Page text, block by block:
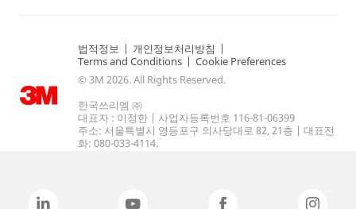
법적정보 | 개인정보처리방침 |
Terms and Conditions | Cookie Preferences
© 3M 2026. All Rights Reserved.
한국쓰리엠 ㈜
대표자 : 이정한 | 사업자등록번호 116-81-06399
주소: 서울특별시 영등포구 의사당대로 82, 21층 | 대표전
화: 080-033-4114.